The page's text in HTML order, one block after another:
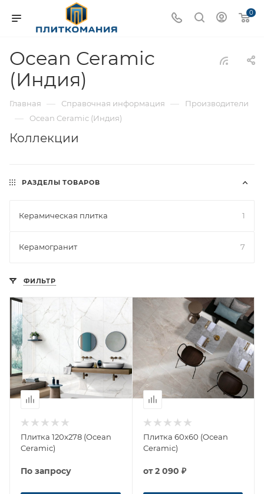
0
Ocean Ceramic
(Индия)
Главная — Справочная информация — Производители
— Ocean Ceramic (Индия)
Коллекции
РАЗДЕЛЫ ТОВАРОВ
Керамическая плитка 1
Керамогранит 7
ФИЛЬТР
Плитка 120x278 (Ocean
Ceramic)
По запросу
Плитка 60x60 (Ocean
Ceramic)
от2 090 ₽